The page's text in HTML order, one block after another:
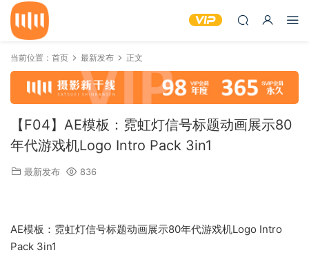
当前位置： 首页 最新发布 正文
【F04】AE模板：霓虹灯信号标题动画展示80
年代游戏机Logo Intro Pack 3in1
最新发布 836
AE模板：霓虹灯信号标题动画展示80年代游戏机Logo Intro
Pack 3in1